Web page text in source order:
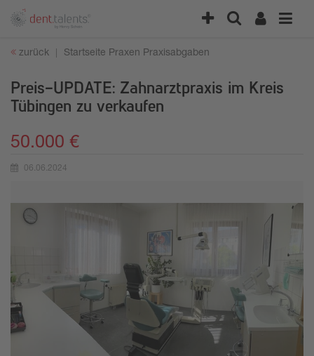
zurück Startseite Praxen Praxisabgaben
Preis-UPDATE: Zahnarztpraxis im Kreis
Tübingen zu verkaufen
50.000 €
06.06.2024